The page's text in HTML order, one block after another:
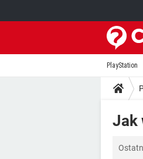
PlayStation
Jak